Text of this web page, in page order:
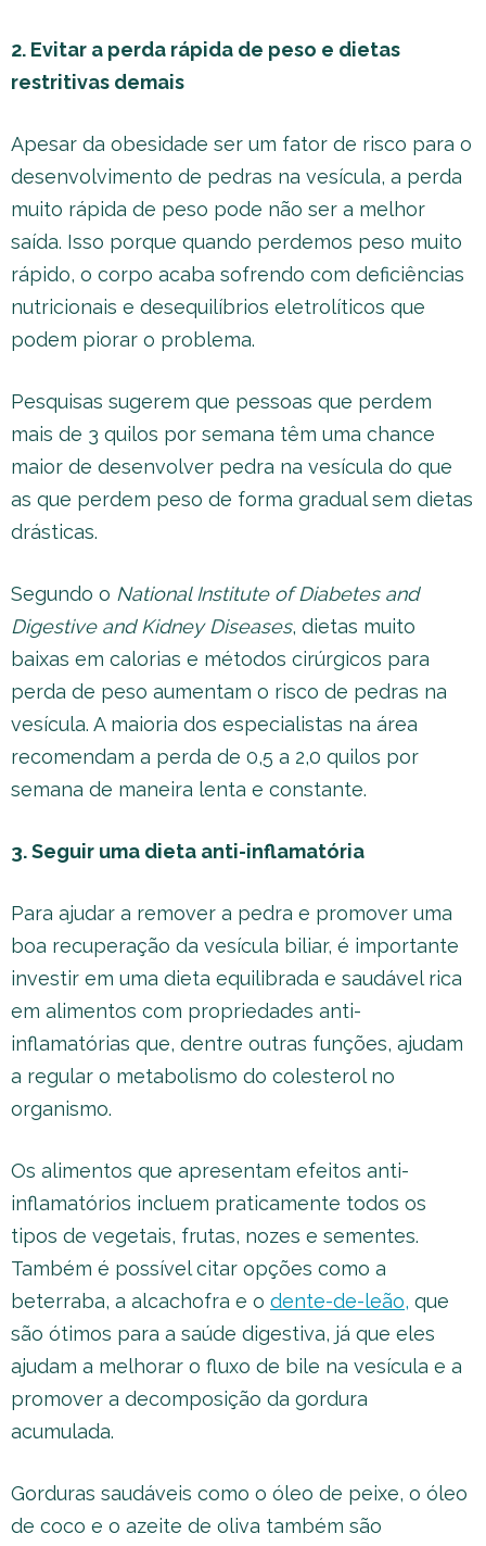
2. Evitar a perda rápida de peso e dietas
restritivas demais
Apesar da obesidade ser um fator de risco para o
desenvolvimento de pedras na vesícula, a perda
muito rápida de peso pode não ser a melhor
saída. Isso porque quando perdemos peso muito
rápido, o corpo acaba sofrendo com deficiências
nutricionais e desequilíbrios eletrolíticos que
podem piorar o problema.
Pesquisas sugerem que pessoas que perdem
mais de 3 quilos por semana têm uma chance
maior de desenvolver pedra na vesícula do que
as que perdem peso de forma gradual sem dietas
drásticas.
Segundo o National Institute of Diabetes and
Digestive and Kidney Diseases, dietas muito
baixas em calorias e métodos cirúrgicos para
perda de peso aumentam o risco de pedras na
vesícula. A maioria dos especialistas na área
recomendam a perda de 0,5 a 2,0 quilos por
semana de maneira lenta e constante.
3. Seguir uma dieta anti-inflamatória
Para ajudar a remover a pedra e promover uma
boa recuperação da vesícula biliar, é importante
investir em uma dieta equilibrada e saudável rica
em alimentos com propriedades anti-
inflamatórias que, dentre outras funções, ajudam
a regular o metabolismo do colesterol no
organismo.
Os alimentos que apresentam efeitos anti-
inflamatórios incluem praticamente todos os
tipos de vegetais, frutas, nozes e sementes.
Também é possível citar opções como a
beterraba, a alcachofra e o dente-de-leão, que
são ótimos para a saúde digestiva, já que eles
ajudam a melhorar o fluxo de bile na vesícula e a
promover a decomposição da gordura
acumulada.
Gorduras saudáveis como o óleo de peixe, o óleo
de coco e o azeite de oliva também são